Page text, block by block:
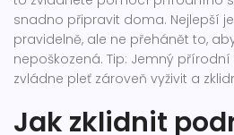
snadno připravit doma. Nejlepší
pravidelně, ale ne přehánět to,
nepoškozená. Tip: Jemný
zvládne pleť zároveň vyživit a
Jak zklidnit